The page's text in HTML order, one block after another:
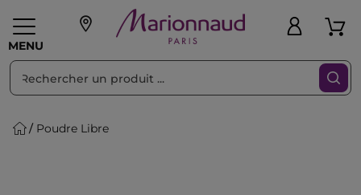
MENU
personnalisés
Poudre Libre
Trier par Filtres